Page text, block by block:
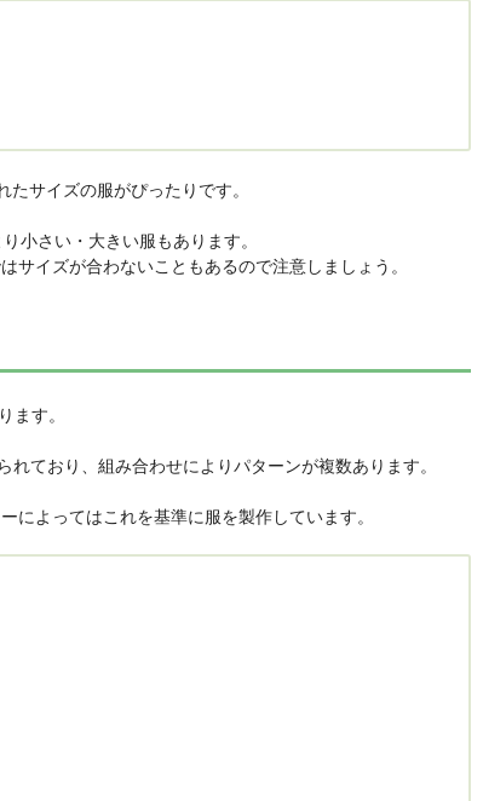
サイズの服がぴったりです。
小さい・大きい服もあります。
サイズが合わないこともあるので注意しましょう。
ます。
ており、組み合わせによりパターンが複数あります。
によってはこれを基準に服を製作しています。